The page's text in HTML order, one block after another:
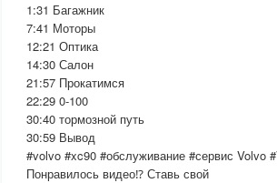
1:31 Багажник
7:41 Моторы
12:21 Оптика
14:30 Салон
21:57 Прокатимся
22:29 0-100
30:40 тормозной путь
30:59 Вывод
#volvo #xc90 #обслуживание #сервис Volvo
Понравилось видео⁉️ Ставь свой